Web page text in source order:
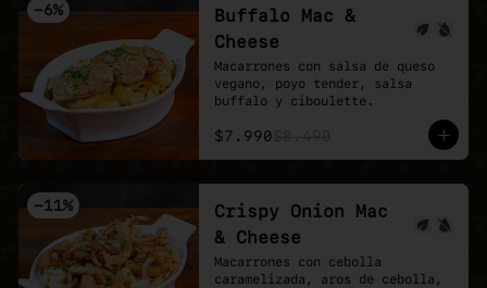
-6%
Buffalo Mac &
Cheese
Macarrones con salsa de queso
vegano, poyo tender, salsa
buffalo y ciboulette.
$7.990
-11%
Crispy Onion Mac
& Cheese
Macarrones con cebolla
caramelizada, aros de cebolla,